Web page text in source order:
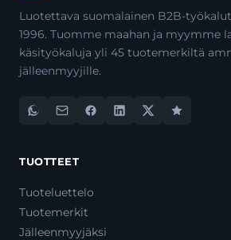
Luotettava suomalainen B2B-
1996. Tuomme maahan ja myymme
käsityökaluja yli 45 tuotemerkiltä
jälleenmyyjille.
TUOTTEET
Tuoteluettelo
Tuotemerkit
Jälleenmyyjäksi